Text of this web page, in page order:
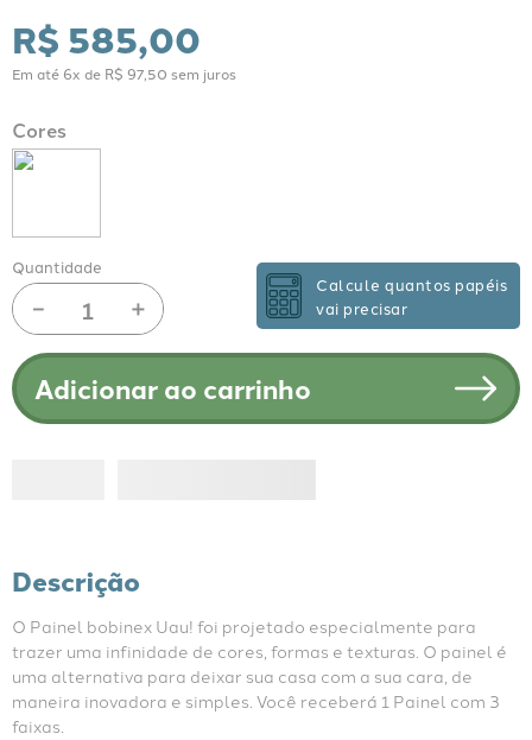
R$ 585,00
Em até 6x de R$ 97 50 sem juros
Cores
Quantidade
＋
－
Calcule quantos papéis
vai precisar
Adicionar ao carrinho
Descrição
O Painel bobinex Uau! foi projetado especialmente para
trazer uma infinidade de cores, formas e texturas. O painel é
uma alternativa para deixar sua casa com a sua cara, de
maneira inovadora e simples. Você receberá 1 Painel com 3
faixas.